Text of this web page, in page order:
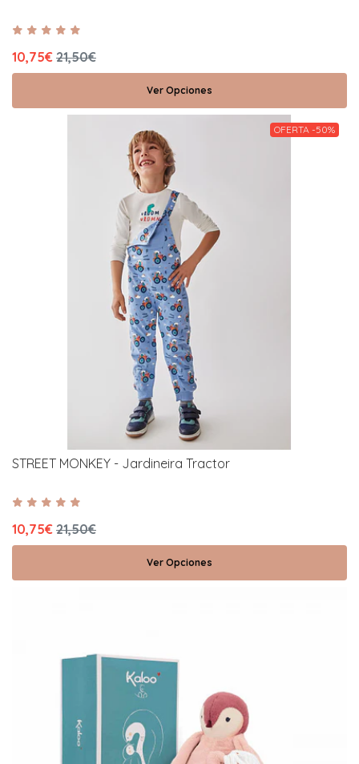
10,75€ 21,50€
Ver Opciones
OFERTA -50%
STREET MONKEY - Jardineira Tractor
10,75€ 21,50€
Ver Opciones